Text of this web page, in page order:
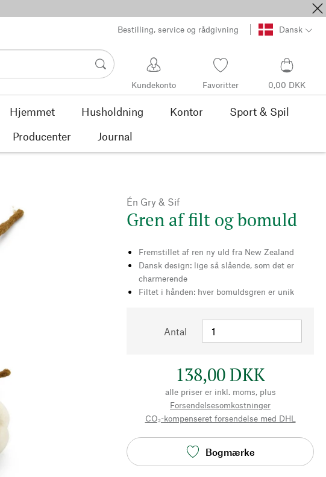
Bestilling, service og rådgivning Dansk
Kundekonto Favoritter 0,00 DKK
Hjemmet Husholdning Kontor
Sport & Spil
Producenter Journal
Én Gry & Sif
Gren af filt og bomuld
Fremstillet af ren ny uld fra New Zealand
Dansk design: lige så slående, som det er
charmerende
Filtet i hånden: hver bomuldsgren er unik
Antal
138,00 DKK
alle priser er inkl. moms, plus
Forsendelsesomkostninger
CO₂-kompenseret forsendelse med DHL
Bogmærke